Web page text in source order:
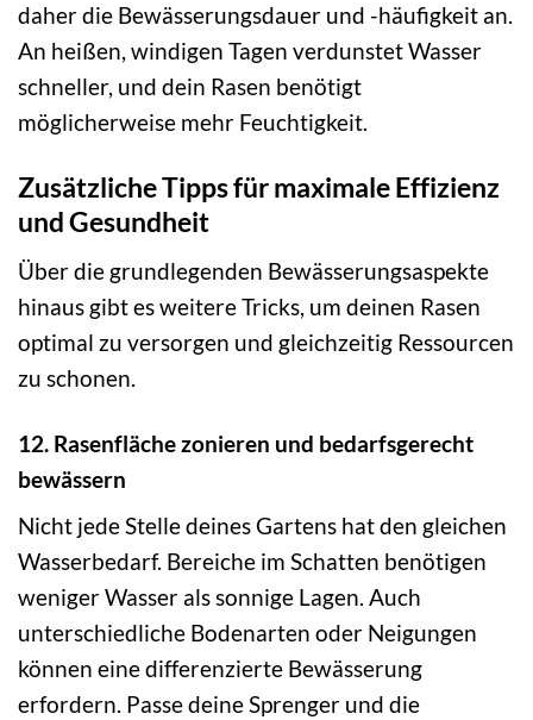
daher die Bewässerungsdauer und -häufigkeit an.
An heißen, windigen Tagen verdunstet Wasser
schneller, und dein Rasen benötigt
möglicherweise mehr Feuchtigkeit.
Zusätzliche Tipps für maximale Effizienz
und Gesundheit
Über die grundlegenden Bewässerungsaspekte
hinaus gibt es weitere Tricks, um deinen Rasen
optimal zu versorgen und gleichzeitig Ressourcen
zu schonen.
12. Rasenfläche zonieren und bedarfsgerecht
bewässern
Nicht jede Stelle deines Gartens hat den gleichen
Wasserbedarf. Bereiche im Schatten benötigen
weniger Wasser als sonnige Lagen. Auch
unterschiedliche Bodenarten oder Neigungen
können eine differenzierte Bewässerung
erfordern. Passe deine Sprenger und die